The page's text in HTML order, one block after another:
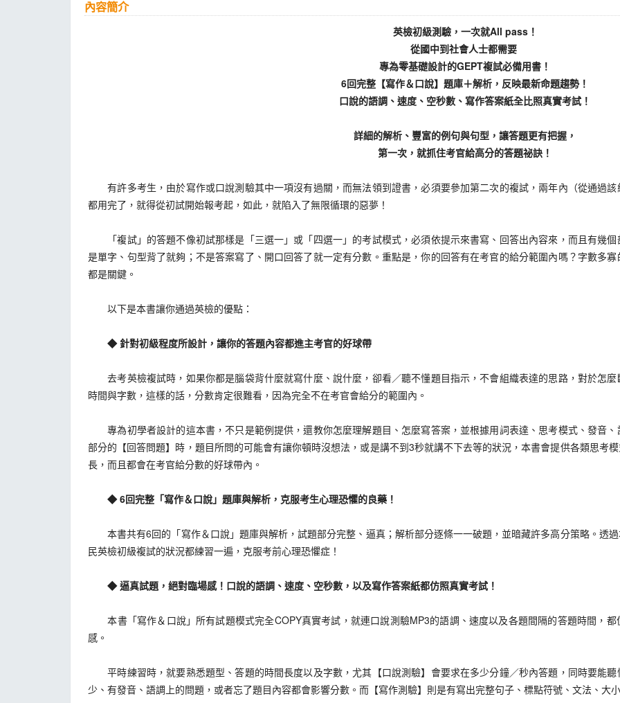
內容簡介
英檢初級測驗，一次就All pass！
從國中到社會人士都需要
專為零基礎設計的GEPT複試必備用書！
6回完整【寫作＆口說】題庫＋解析，反映最新命題趨勢！
口說的語調、速度、空秒數、寫作答案紙全比照真實考試！
詳細的解析、豐富的例句與句型，讓答題更有把握，
第一次，就抓住考官給高分的答題祕訣！
有許多考生，由於寫作或口說測驗其中一項沒有過關，而無法領到證書，必須要參加第二次的複試，兩年內（從通過
都用完了，就得從初試開始報考起，如此，就陷入了無限循環的惡夢！
「複試」的答題不像初試那樣是「三選一」或「四選一」的考試模式，必須依提示來書寫、回答出內容來，而且有幾
是單字、句型背了就夠；不是答案寫了、開口回答了就一定有分數。重點是，你的回答有在考官的給分範圍內嗎？字數多
都是關鍵。
以下是本書讓你通過英檢的優點：
◆ 針對初級程度所設計，讓你的答題內容都進主考官的好球帶
去考英檢複試時，如果你都是腦袋背什麼就寫什麼、說什麼，卻看／聽不懂題目指示，不會組織表達的思路，對於怎
時間與字數，這樣的話，分數肯定很難看，因為完全不在考官會給分的範圍內。
專為初學者設計的這本書，不只是範例提供，還教你怎麼理解題目、怎麼寫答案，並根據用詞表達、思考模式、發音
部分的【回答問題】時，題目所問的可能會有讓你頓時沒想法，或是講不到3秒就講不下去等的狀況，本書會提供各類思考
長，而且都會在考官給分數的好球帶內。
◆ 6回完整「寫作＆口說」題庫與解析，克服考生心理恐懼的良藥！
本書共有6回的「寫作＆口說」題庫與解析，試題部分完整、逼真；解析部分逐條一一破題，並暗藏許多高分策略。透
民英檢初級複試的狀況都練習一遍，克服考前心理恐懼症！
◆ 逼真試題，絕對臨場感！口說的語調、速度、空秒數，以及寫作答案紙都仿照真實考試！
本書「寫作＆口說」所有試題模式完全COPY真實考試，就連口說測驗MP3的語調、速度以及各題間隔的答題時間，
感。
平時練習時，就要熟悉題型、答題的時間長度以及字數，尤其【口說測驗】會要求在多少分鐘／秒內答題，同時要能
少、有發音、語調上的問題，或者忘了題目內容都會影響分數。而【寫作測驗】則是有寫出完整句子、標點符號、文法、大